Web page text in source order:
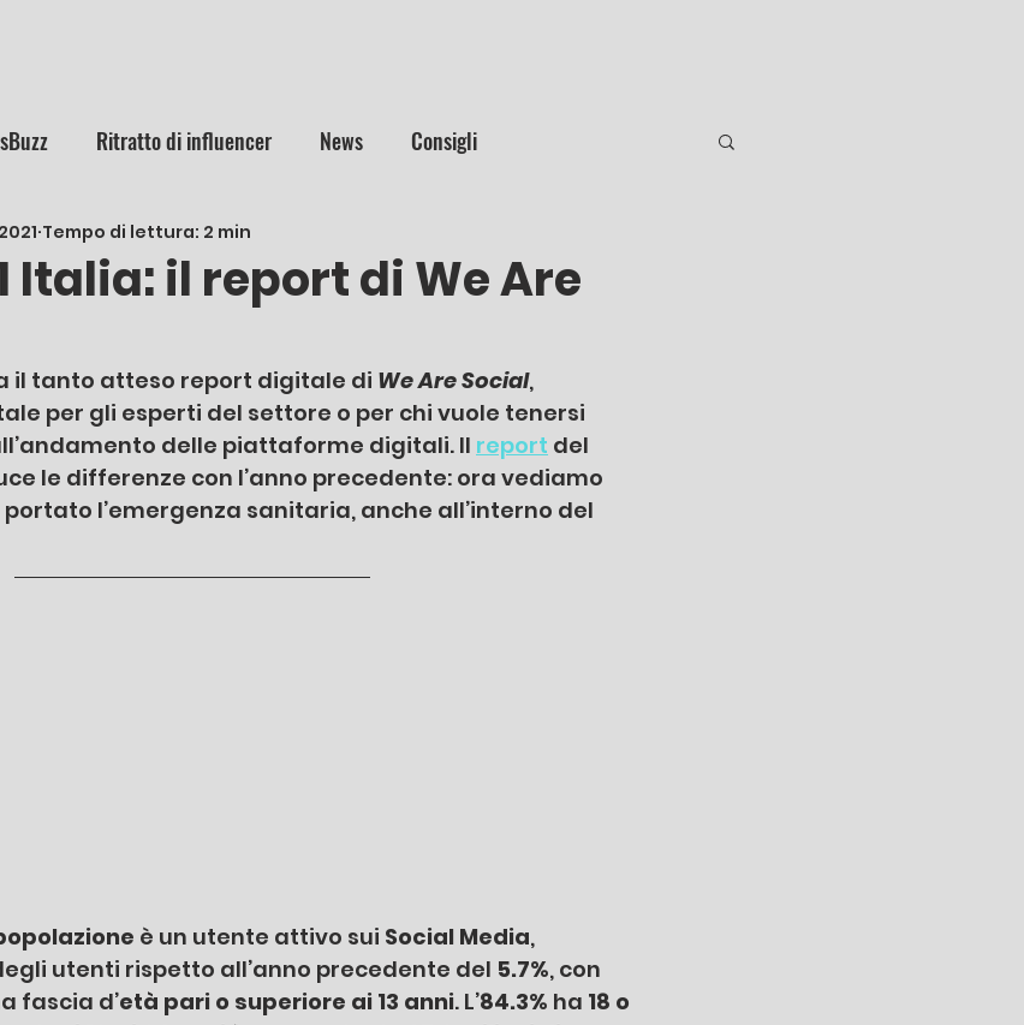
Ritratto di influencer News Consigli
Italia: il report di We Are
Tempo di lettura: 2 min
il tanto atteso report digitale di We Are Social,
per gli esperti del settore o per chi vuole tenersi
delle piattaforme digitali. Il report del
le differenze con l’anno precedente: ora vediamo
l’emergenza sanitaria, anche all’interno del
è un utente attivo sui Social Media,
utenti rispetto all’anno precedente del 5.7%, con
fascia d’età pari o superiore ai 13 anni. L’84.3% ha 18 o